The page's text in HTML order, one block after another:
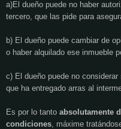
a)El dueño puede no haber
tercero, que las pide para
b) El dueño puede cambiar de
o haber alquilado ese inmueble
c) El dueño puede no
que ha entregado arras al
Es por lo tanto absolutamente
condiciones , máxime